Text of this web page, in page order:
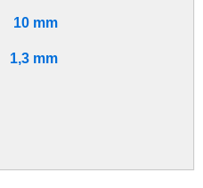
10 mm
1,3 mm